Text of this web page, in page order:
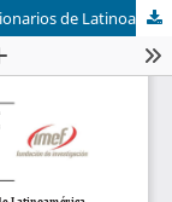
Spillovers entre los principales Mercados Accionarios de Latinoamérica, Estados Unidos y el Mercado Petrolero